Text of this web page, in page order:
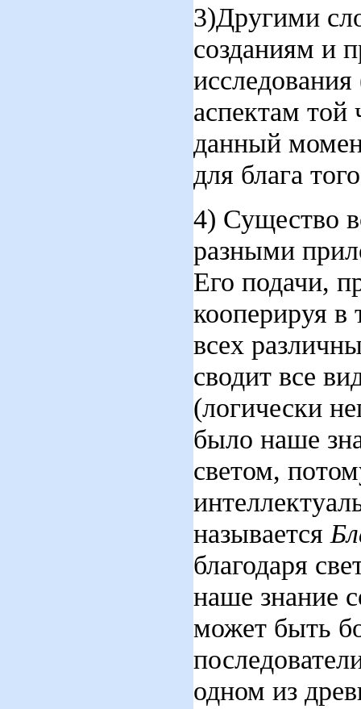
3)Другими
созданиям и
аспектам той
данный
для блага
4) Существо
разными
Его подачи,
кооперируя
всех
сводит все
(логически
было наше
светом,
называется
благодаря
наше знание
может быть
одном из